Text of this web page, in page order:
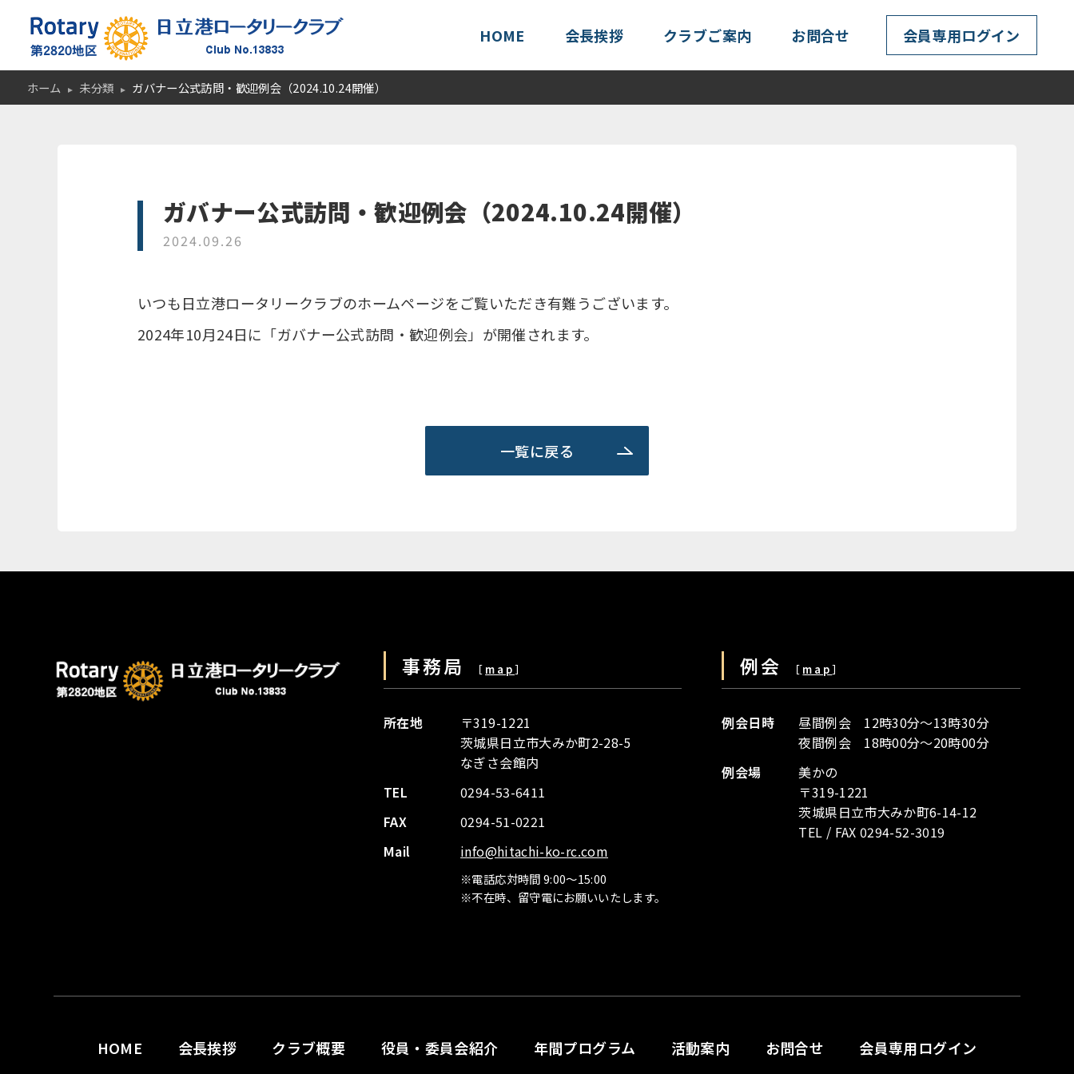
HOME 会長挨拶 クラブご案内 お問合せ 会員専用ログイン
ホーム 未分類 ガバナー公式訪問・歓迎例会（2024.10.24開催）
ガバナー公式訪問・歓迎例会（2024.10.24開催）
2024.09.26
いつも日立港ロータリークラブのホームページをご覧いただき有難うございます。
2024年10月24日に「ガバナー公式訪問・歓迎例会」が開催されます。
一覧に戻る
事務局 ［ map］
所在地
〒319-1221
茨城県日立市大みか町2-28-5
なぎさ会館内
TEL
0294-53-6411
FAX
0294-51-0221
Mail
info@hitachi-ko-rc.com
※電話応対時間 9:00～15:00
※不在時、留守電にお願いいたします。
例会 ［ map］
例会日時
昼間例会 12時30分～13時30分
夜間例会 18時00分～20時00分
例会場
美かの
〒319-1221
茨城県日立市大みか町6-14-12
TEL / FAX 0294-52-3019
HOME 会長挨拶 クラブ概要 役員・委員会紹介 年間プログラム 活動案内 お問合せ 会員専用ログイン